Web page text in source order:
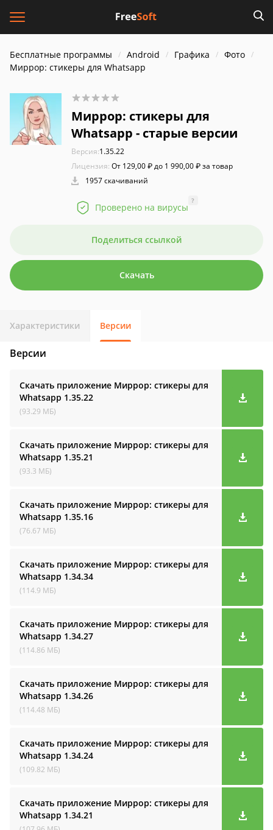
Бесплатные программы Android Графика
Фото
Миррор: стикеры для Whatsapp
Миррор: стикеры для
Whatsapp - старые версии
Версия:1.35.22
Лицензия: От 129,00 ₽ до 1 990,00 ₽ за товар
1957 скачиваний
Проверено на вирусы
?
Поделиться ссылкой
Скачать
Характеристики Версии
Версии
Скачать приложение Миррор: стикеры для
Whatsapp 1.35.22
(93.29 МБ)
Скачать приложение Миррор: стикеры для
Whatsapp 1.35.21
(93.3 МБ)
Скачать приложение Миррор: стикеры для
Whatsapp 1.35.16
(76.67 МБ)
Скачать приложение Миррор: стикеры для
Whatsapp 1.34.34
(114.9 МБ)
Скачать приложение Миррор: стикеры для
Whatsapp 1.34.27
(114.86 МБ)
Скачать приложение Миррор: стикеры для
Whatsapp 1.34.26
(114.48 МБ)
Скачать приложение Миррор: стикеры для
Whatsapp 1.34.24
(109.82 МБ)
Скачать приложение Миррор: стикеры для
Whatsapp 1.34.21